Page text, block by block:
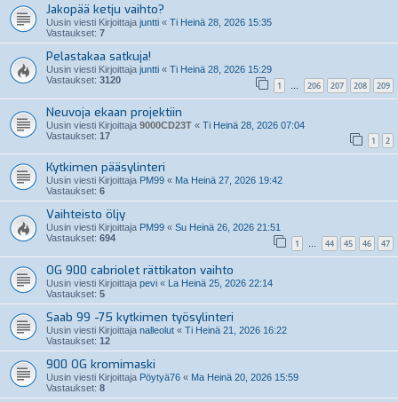
Jakopää ketju vaihto?
Uusin viesti Kirjoittaja juntti « Ti Heinä 28, 2026 15:35
Vastaukset: 7
Pelastakaa satkuja!
Uusin viesti Kirjoittaja juntti « Ti Heinä 28, 2026 15:29
Vastaukset: 3120 1 … 206 207 208 209
Neuvoja ekaan projektiin
Uusin viesti Kirjoittaja 9000CD23T « Ti Heinä 28, 2026 07:04
Vastaukset: 17 1 2
Kytkimen pääsylinteri
Uusin viesti Kirjoittaja PM99 « Ma Heinä 27, 2026 19:42
Vastaukset: 6
Vaihteisto öljy
Uusin viesti Kirjoittaja PM99 « Su Heinä 26, 2026 21:51
Vastaukset: 694 1 … 44 45 46 47
OG 900 cabriolet rättikaton vaihto
Uusin viesti Kirjoittaja pevi « La Heinä 25, 2026 22:14
Vastaukset: 5
Saab 99 -75 kytkimen työsylinteri
Uusin viesti Kirjoittaja nalleolut « Ti Heinä 21, 2026 16:22
Vastaukset: 12
900 OG kromimaski
Uusin viesti Kirjoittaja Pöytyä76 « Ma Heinä 20, 2026 15:59
Vastaukset: 8